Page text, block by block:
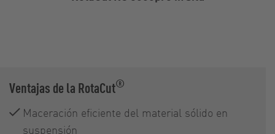
Ventajas de la RotaCut®
Maceración eficiente del material sólido en
suspensión